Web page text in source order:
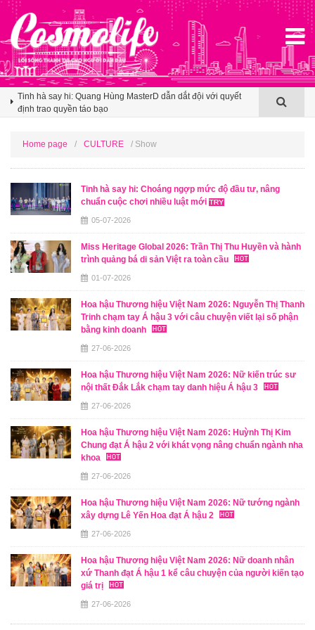
Booking.com x Mille Mille biến ly cà phê thành tấm vé mở lối
du lịch Việt
Tinh hà say hi: Quang Hùng MasterD dẫn dắt đội với quyết
định trao quyền táo bạo
VIETFISH 2026 mở rộng không gian cho thủy sản Việt chạm
thế hệ tiêu dùng mới với tiêu chí xanh hơn, tiện lợi hơn
du lịch Việt
định trao quyền táo bạo
Home page / CULTURE / Show
Tinh hà say hi: Choáng ngợp mức độ đầu tư, nâng
chuẩn cuộc chơi nhiều luật mới
05-07-2026
Miss Heritage Global 2026: Trần Thị Thu Huyền và hành
trình quảng bá di sản Việt ra toàn cầu
01-07-2026
Hoa hậu Thương hiệu Việt Nam 2026: Nguyễn Thị Thanh
Trinh chạm tay Á hậu 3 với câu chuyện viết lại số phận
bằng kinh doanh
27-06-2026
Hoa hậu Thương hiệu Việt Nam 2026: Nữ kiến trúc sư
nội thất Đắk Lắk chạm tay danh hiệu Á hậu 3
27-06-2026
Hoa hậu Thương hiệu Việt Nam 2026: Huỳnh Thị Kim
Chung đạt Á hậu 2 với khát vọng nâng chuẩn ngành nha
khoa
27-06-2026
Hoa hậu Thương hiệu Việt Nam 2026: Nữ tướng ngành
xây dựng Lê Yến Hoa đạt Á hậu 2
27-06-2026
Hoa hậu Thương hiệu Việt Nam 2026: Nữ doanh nhân
xứ Thanh đạt Á hậu 1 kể câu chuyện của người kiến tạo
giá trị
27-06-2026